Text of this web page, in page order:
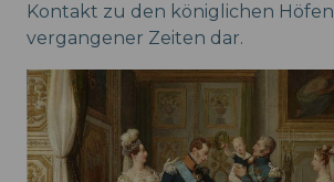
Kontakt zu den königlichen Höfen
vergangener Zeiten dar.